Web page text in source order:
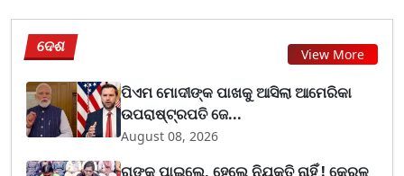
ଦେଶ View More
ପିଏମ ମୋଦୀଙ୍କ ପାଖକୁ ଆସିଲା ଆମେରିକା
ଉପରାଷ୍ଟ୍ରପତି ଜେ...
August 08, 2026
ରାଙ୍କ୍ ପାଇଲେ, ହେଲେ ନିଯୁକ୍ତି ନାହିଁ ! କେରଳ